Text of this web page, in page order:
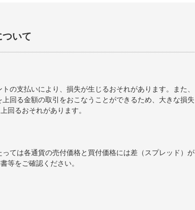
いて
の支払いにより、損失が生じるおそれがあります。また、
回る金額の取引をおこなうことができるため、大きな損失
回るおそれがあります。
ては各通貨の売付価格と買付価格には差（スプレッド）が
等をご確認ください。